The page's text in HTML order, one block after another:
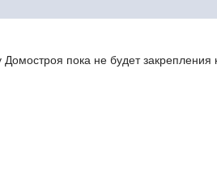
пока не будет закрепления